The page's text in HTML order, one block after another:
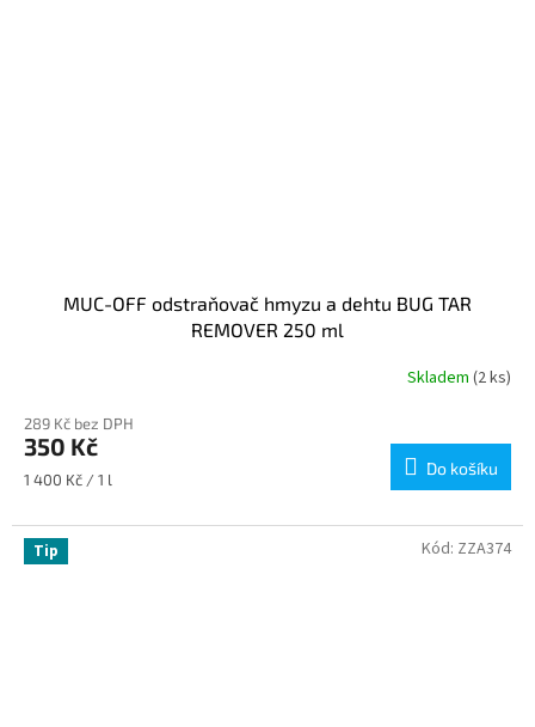
MUC-OFF odstraňovač hmyzu a dehtu BUG TAR
REMOVER 250 ml
Skladem (2 ks)
289 Kč bez DPH
350 Kč
Měrná
1 400 Kč / 1 l
Do košíku
Tip Kód: ZZA374